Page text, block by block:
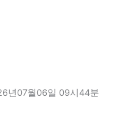
년07월06일 09시44분